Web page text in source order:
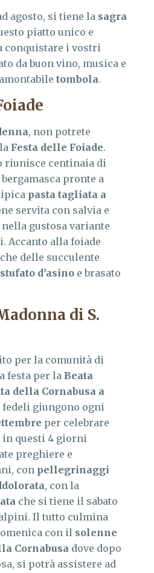
agosto, si tiene la sagra
piatto unico e
conquistare i vostri
da buon vino, musica e
tombola.
, non potrete
Festa delle Foiade.
riunisce centinaia di
pronte a
pasta tagliata a
servita con salvia e
gustosa variante
Accanto alla foiade
delle succulente
stufato d’asino e brasato
di S.
per la comunità di
festa per la Beata
della Cornabusa a
fedeli giungono ogni
per celebrare
in questi 4 giorni
preghiere e
con pellegrinaggi
, con la
che si tiene il sabato
Il tutto culmina
con il solenne
Cornabusa dove dopo
si potrà assistere ad